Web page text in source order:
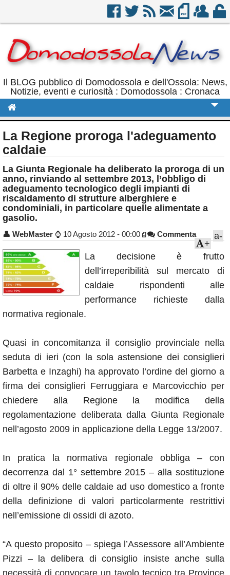
Il BLOG pubblico di Domodossola e dell'Ossola: News,
Notizie, eventi e curiosità : Domodossola : Cronaca
Politica
Sport
Eventi
Rubriche
Calendario
Annunci
La Regione proroga l'adeguamento
caldaie
La Giunta Regionale ha deliberato la proroga di un
anno, rinviando al settembre 2013, l’obbligo di
adeguamento tecnologico degli impianti di
riscaldamento di strutture alberghiere e
condominiali, in particolare quelle alimentate a
gasolio.
👤 WebMaster ⌚ 10 Agosto 2012 - 00:00 Commenta a-
+
La decisione è frutto
dell’irreperibilità sul mercato di
caldaie rispondenti alle
performance richieste dalla
normativa regionale.
Quasi in concomitanza il consiglio provinciale nella
seduta di ieri (con la sola astensione dei consiglieri
Barbetta e Inzaghi) ha approvato l’ordine del giorno a
firma dei consiglieri Ferruggiara e Marcovicchio per
chiedere alla Regione la modifica della
regolamentazione deliberata dalla Giunta Regionale
nell’agosto 2009 in applicazione della Legge 13/2007.
In pratica la normativa regionale obbliga – con
decorrenza dal 1° settembre 2015 – alla sostituzione
di oltre il 90% delle caldaie ad uso domestico a fronte
della definizione di valori particolarmente restrittivi
nell’emissione di ossidi di azoto.
“A questo proposito – spiega l’Assessore all’Ambiente
Pizzi – la delibera di consiglio insiste anche sulla